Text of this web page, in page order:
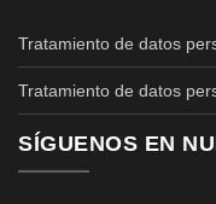
Tratamiento de datos
Tratamiento de datos
SÍGUENOS EN